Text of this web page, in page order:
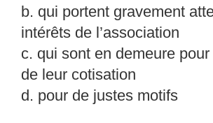
b. qui portent gravement
intérêts de l’association
c. qui sont en demeure
de leur cotisation
d. pour de justes motifs